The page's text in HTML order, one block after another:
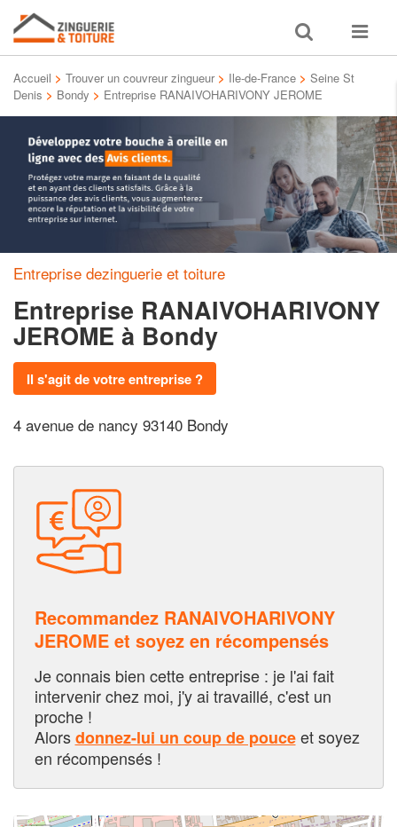
Toggle
search
Toggle
Accueil > Trouver un couvreur zingueur > Ile-de-France > Seine St
Denis > Bondy > Entreprise RANAIVOHARIVONY JEROME
Entreprise dezinguerie et toiture
Entreprise RANAIVOHARIVONY
JEROME à Bondy
Il s'agit de votre entreprise ?
4 avenue de nancy 93140 Bondy
Recommandez RANAIVOHARIVONY
JEROME et soyez en récompensés
Je connais bien cette entreprise : je l'ai fait
intervenir chez moi, j'y ai travaillé, c'est un
proche !
Alorsdonnez-lui un coup de pouceet soyez
en récompensés !